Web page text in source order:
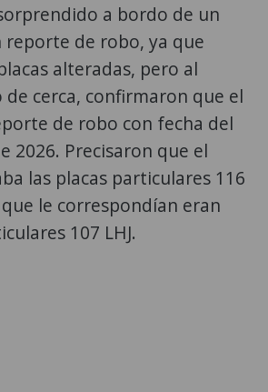
a bordo de un
de robo, ya que
alteradas, pero al
de cerca, confirmaron que el
de robo con fecha del
2026. Precisaron que el
las placas particulares 116
le correspondían eran
107 LHJ.